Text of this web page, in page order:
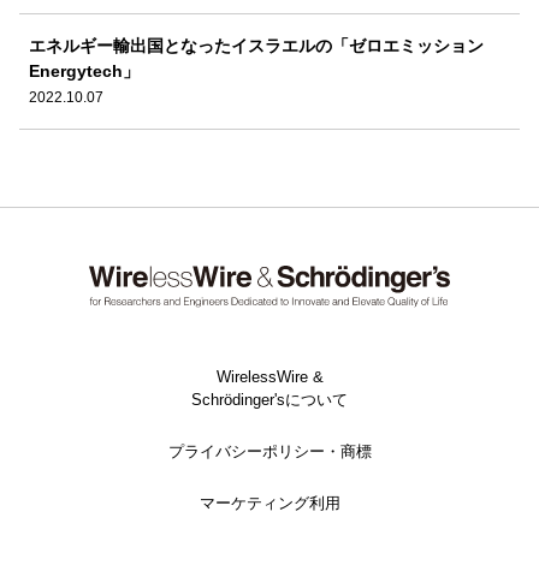
エネルギー輸出国となったイスラエルの「ゼロエミッション
Energytech」
2022.10.07
WirelessWire &
Schrödinger'sについて
プライバシーポリシー・商標
マーケティング利用